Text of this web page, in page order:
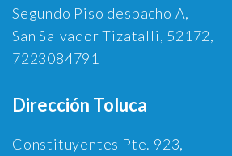
Segundo Piso despacho A,
San Salvador Tizatalli, 52172,
7223084791
Dirección Toluca
Constituyentes Pte. 923,